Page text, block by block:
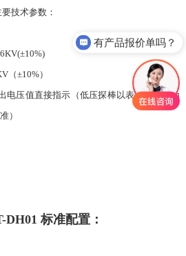
技术参数：
±10%）
电压值直接指示（低压探棒以表头下刻度为
）
标准配置：
有产品报价单吗？